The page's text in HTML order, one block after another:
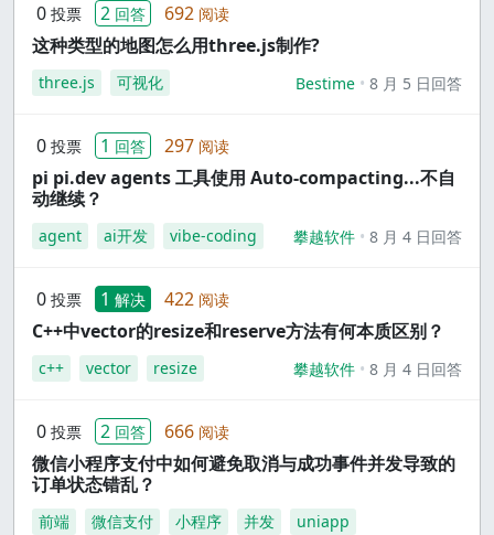
0 投票 2 回答 692 阅读
这种类型的地图怎么用three.js制作?
three.js 可视化 Bestime 8 月 5 日回答
0 投票 1 回答 297 阅读
pi pi.dev agents 工具使用 Auto-compacting...不自
动继续？
agent ai开发 vibe-coding 攀越软件 8 月 4 日回答
0 投票 1 解决 422 阅读
C++中vector的resize和reserve方法有何本质区别？
c++ vector resize 攀越软件 8 月 4 日回答
0 投票 2 回答 666 阅读
微信小程序支付中如何避免取消与成功事件并发导致的
订单状态错乱？
前端 微信支付 小程序 并发
uniapp